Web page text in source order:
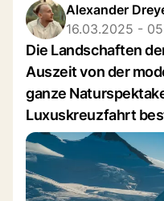
Alexander
16.03.2025 -
Die Landschaften
Auszeit von der
ganze
Luxuskreuzfahrt